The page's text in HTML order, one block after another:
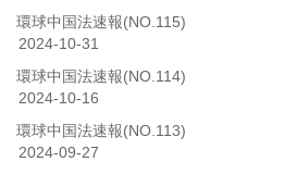
環球中国法速報(NO.115)
2024-10-31
環球中国法速報(NO.114)
2024-10-16
環球中国法速報(NO.113)
2024-09-27